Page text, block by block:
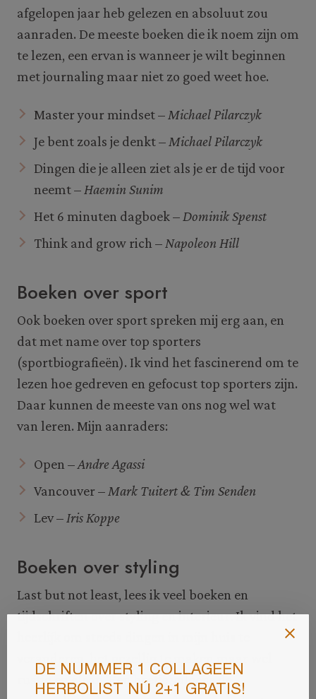
afgelopen jaar heb gelezen en absoluut zou
aanraden. De meeste boeken die ik noem zijn om
te lezen, een ervan is wanneer je wilt beginnen
met journaling maar niet zo goed weet hoe.
Master your mindset – Michael Pilarczyk
Je bent zoals je denkt – Michael Pilarczyk
Dingen die je alleen ziet als je er de tijd voor
neemt – Haemin Sunim
Het 6 minuten dagboek – Dominik Spenst
Think and grow rich – Napoleon Hill
Boeken over sport
Ook boeken over sport spreken mij erg aan, en
dat met name over top sporters
(sportbiografieën). Ik vind het fascinerend om te
lezen hoe gedreven en gefocust top sporters zijn.
Daar kunnen de meeste van ons nog wel wat
van leren. Mijn aanraders:
Open –Andre Agassi
Vancouver – Mark Tuitert & Tim Senden
Lev – Iris Koppe
Boeken over styling
Last but not least, lees ik veel boeken en
tijdschriften over styling en interieur. Ik vind het
rustig en clean. Een beetje volgens de